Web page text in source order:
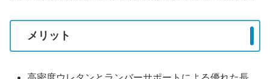
メリット